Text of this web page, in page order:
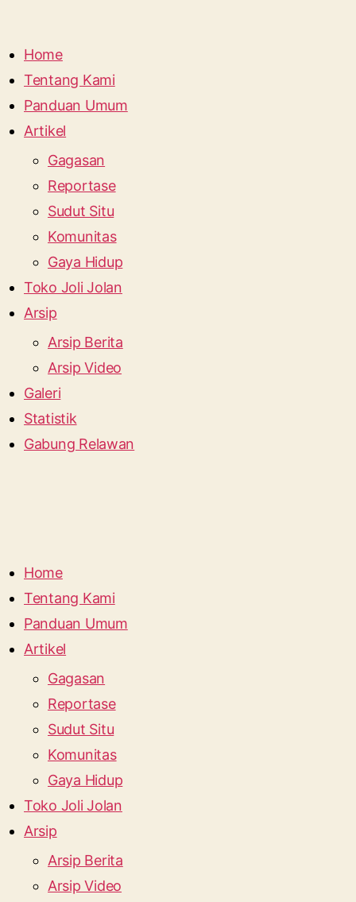
Home
Tentang Kami
Panduan Umum
Artikel
Gagasan
Reportase
Sudut Situ
Komunitas
Gaya Hidup
Toko Joli Jolan
Arsip
Arsip Berita
Arsip Video
Galeri
Statistik
Gabung Relawan
Home
Tentang Kami
Panduan Umum
Artikel
Gagasan
Reportase
Sudut Situ
Komunitas
Gaya Hidup
Toko Joli Jolan
Arsip
Arsip Berita
Arsip Video